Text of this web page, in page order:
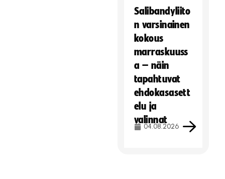
Salibandyliito
n varsinainen
kokous
marraskuuss
a – näin
tapahtuvat
ehdokasasett
elu ja
valinnat
04.08.2026